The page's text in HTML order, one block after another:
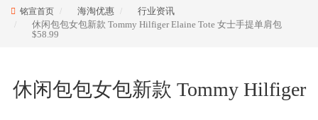
铭宣首页 海淘优惠
行业资讯
休闲包包女包新款 Tommy Hilfiger Elaine Tote 女士手提单肩包
$58.99
休闲包包女包新款 Tommy Hilfiger